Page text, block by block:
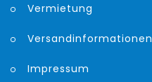
Vermietung
Versandinformationen
Impressum